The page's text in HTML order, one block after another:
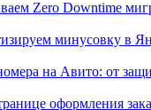
Zero Downtime
минусовку в
на Авито: от
оформления